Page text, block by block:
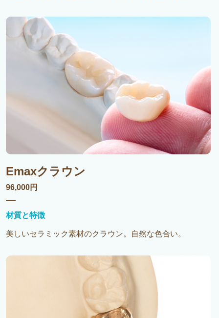
Emaxクラウン
96,000円
材質と特徴
美しいセラミック素材のクラウン。自然な色合い。